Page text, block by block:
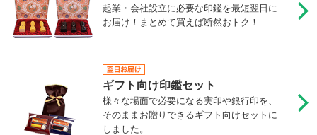
起業・会社設立に必要な印鑑を最短翌日に
お届け！まとめて買えば断然おトク！
ギフト向け印鑑セット
様々な場面で必要になる実印や銀行印を、
そのままお贈りできるギフト向けセットに
しました。